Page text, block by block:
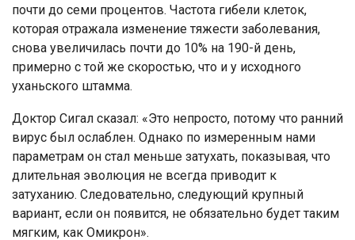
почти до семи процентов. Частота гибели клеток,
которая отражала изменение тяжести заболевания,
снова увеличилась почти до 10% на 190-й день,
примерно с той же скоростью, что и у исходного
уханьского штамма.
Доктор Сигал сказал: «Это непросто, потому что ранний
вирус был ослаблен. Однако по измеренным нами
параметрам он стал меньше затухать, показывая, что
длительная эволюция не всегда приводит к
затуханию. Следовательно, следующий крупный
вариант, если он появится, не обязательно будет таким
мягким, как Омикрон».